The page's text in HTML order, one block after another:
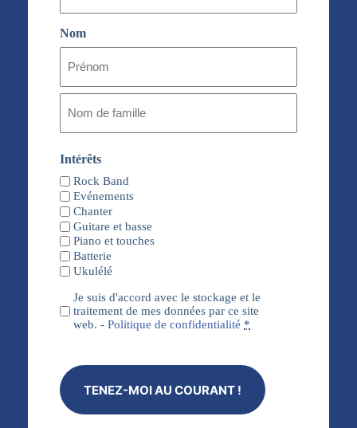
Nom
Prénom
de
Intérêts
Rock Band
Evénements
Chanter
Guitare et basse
Piano et touches
Batterie
Ukulélé
Vie privée (Nécessaire)
Je suis d'accord avec le stockage et le
traitement de mes données par ce site
web. - Politique de confidentialité *
TENEZ-MOI AU COURANT !